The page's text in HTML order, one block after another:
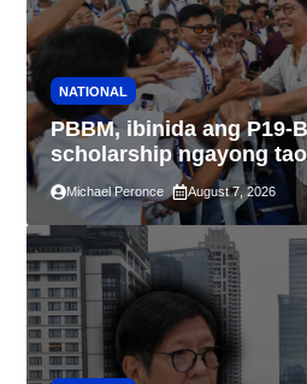
NATIONAL
PBBM, ibinida ang P19-
scholarship ngayong
sa kasaysayan ng
Michael Peronce August 7, 2026